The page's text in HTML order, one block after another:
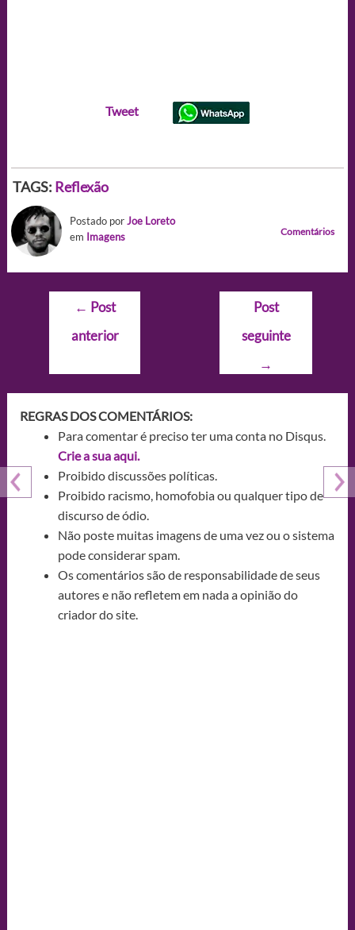
Tweet
TAGS: Reflexão
Postado porJoe Loreto
em Imagens Comentários
Navegação
Post
← Post
anterior
Post
seguinte
→
REGRAS DOS COMENTÁRIOS:
Para comentar é preciso ter uma conta no Disqus.
Crie a sua aqui.
Proibido discussões políticas.
Proibido racismo, homofobia ou qualquer tipo de
discurso de ódio.
Não poste muitas imagens de uma vez ou o sistema
pode considerar spam.
Os comentários são de responsabilidade de seus
autores e não refletem em nada a opinião do
criador do site.